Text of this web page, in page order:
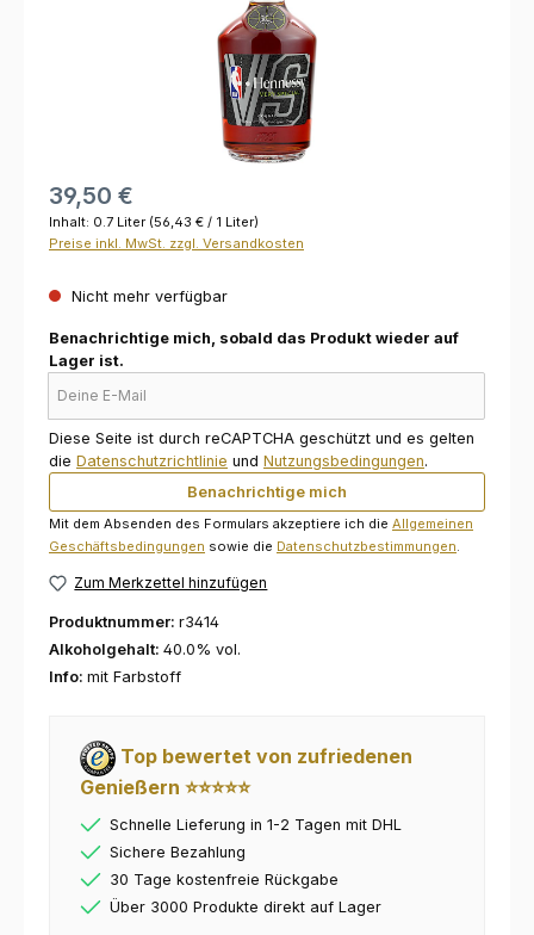
39,50 €
Inhalt: 0.7 Liter (56,43 € / 1 Liter)
Preise inkl. MwSt. zzgl. Versandkosten
Nicht mehr verfügbar
Benachrichtige mich, sobald das Produkt wieder auf
Lager ist.
Diese Seite ist durch reCAPTCHA geschützt und es gelten
die Datenschutzrichtlinie und Nutzungsbedingungen.
Benachrichtige mich
Mit dem Absenden des Formulars akzeptiere ich die Allgemeinen
Geschäftsbedingungen sowie die Datenschutzbestimmungen.
Zum Merkzettel hinzufügen
Produktnummer: r3414
Alkoholgehalt: 40.0% vol.
Info: mit Farbstoff
Top bewertet von zufriedenen
Genießern ⭐⭐⭐⭐⭐
Schnelle Lieferung in 1-2 Tagen mit DHL
Sichere Bezahlung
30 Tage kostenfreie Rückgabe
Über 3000 Produkte direkt auf Lager